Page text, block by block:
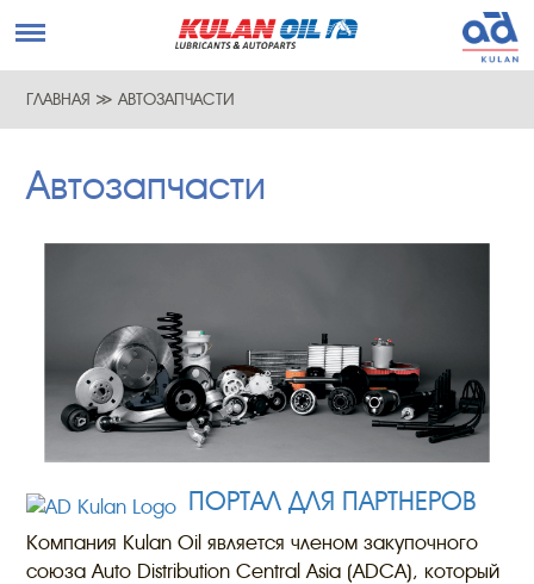
ГЛАВНАЯ ≫ АВТОЗАПЧАСТИ
Автозапчасти
ПОРТАЛ ДЛЯ ПАРТНЕРОВ
Компания Kulan Oil является членом закупочного
союза Auto Distribution Central Asia (ADCA), который